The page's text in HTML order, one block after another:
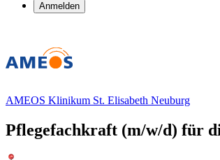
Anmelden
AMEOS Klinikum St. Elisabeth Neuburg
Pflegefachkraft (m/w/d) für